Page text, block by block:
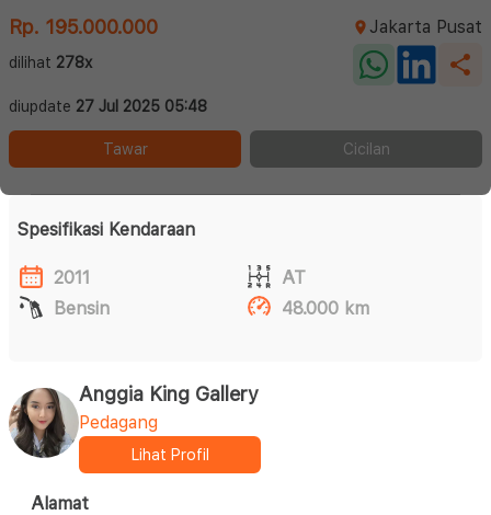
Rp. 195.000.000
Jakarta Pusat
dilihat 278x
diupdate 27 Jul 2025 05:48
Tawar Cicilan
Spesifikasi Kendaraan
2011
AT
Bensin
48.000 km
Anggia King Gallery
Pedagang
Lihat Profil
Alamat